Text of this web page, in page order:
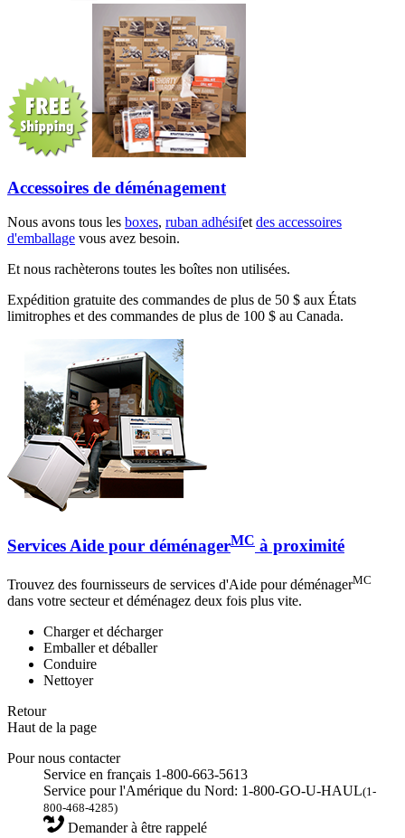
Accessoires de déménagement
Nous avons tous les boxes, ruban adhésifetdes accessoires
d'emballage vous avez besoin.
Et nous rachèterons toutes les boîtes non utilisées.
Expédition gratuite des commandes de plus de 50 $ aux États
limitrophes et des commandes de plus de 100 $ au Canada.
Services Aide pour déménagerMC à proximité
Trouvez des fournisseurs de services d'Aide pour déménagerMC
dans votre secteur et déménagez deux fois plus vite.
Charger et décharger
Emballer et déballer
Conduire
Nettoyer
Retour
Haut de la page
Pour nous contacter
Service en français 1-800-663-5613
Service pour l'Amérique du Nord: 1-800-GO-U-HAUL(1-
800-468-4285)
Demander à être rappelé